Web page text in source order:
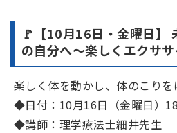
🚩【10月16日・金曜日】
の自分へ～楽しくエクサ
楽しく体を動かし、体のこりを
◆日付：10月16日（金曜日）
◆講師：理学療法士細井先生